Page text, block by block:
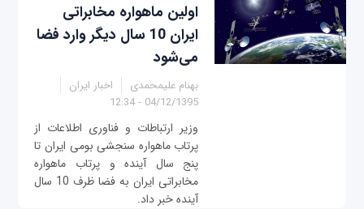
اولین ماهواره مخابراتی
ایران 10 سال دیگر وارد فضا
می‌شود
بهنام علیمحمدی
اخبار ایران
04/12/1395 - 12:34
وزیر ارتباطات و فناوری اطلاعات از
پرتاب ماهواره سنجشی بومی ایران تا
پنج سال آینده و پرتاب ماهواره
مخابراتی ایران به فضا ظرف 10 سال
آینده خبر داد.